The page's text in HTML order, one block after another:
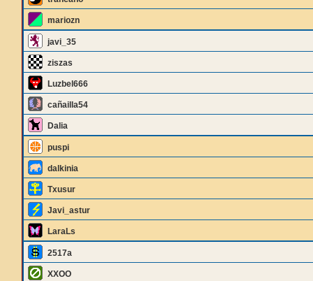
mariozn
javi_35
ziszas
Luzbel666
cañailla54
Dalia
puspi
dalkinia
Txusur
Javi_astur
LaraLs
2517a
XXOO